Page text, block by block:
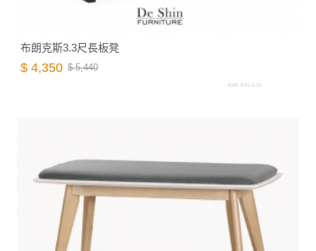
布朗克斯3.3尺長板凳
$ 4,350 $ 5,440
A088.3041-6.26